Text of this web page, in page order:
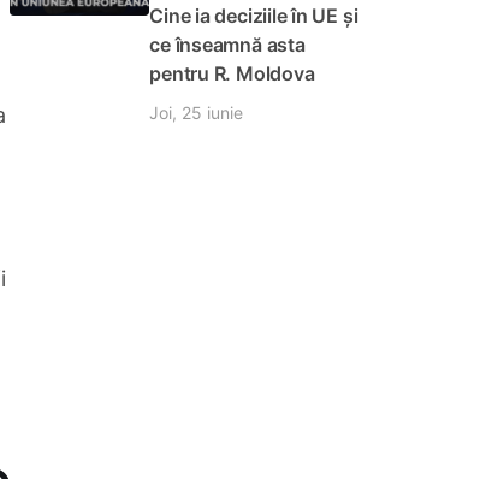
Cine ia deciziile în UE și
ce înseamnă asta
pentru R. Moldova
Joi, 25 iunie